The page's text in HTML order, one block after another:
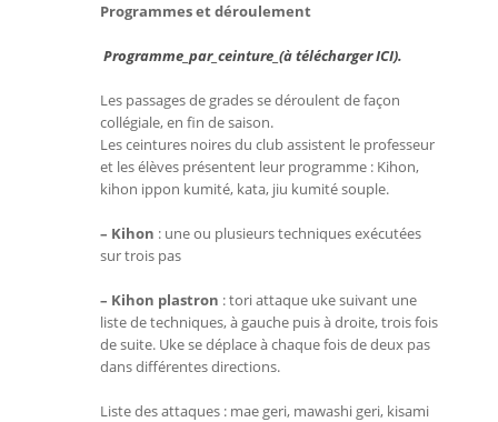
Programmes et déroulement
Programme_par_ceinture_(à télécharger ICI).
Les passages de grades se déroulent de façon
collégiale, en fin de saison.
Les ceintures noires du club assistent le professeur
et les élèves présentent leur programme : Kihon,
kihon ippon kumité, kata, jiu kumité souple.
– Kihon : une ou plusieurs techniques exécutées
sur trois pas
– Kihon plastron : tori attaque uke suivant une
liste de techniques, à gauche puis à droite, trois fois
de suite. Uke se déplace à chaque fois de deux pas
dans différentes directions.
Liste des attaques : mae geri, mawashi geri, kisami